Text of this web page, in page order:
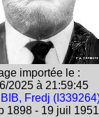
importée le :
2025 à 21:59:45
Fredj
1898 - 19 juil